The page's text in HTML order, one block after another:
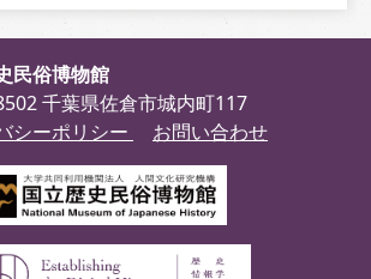
民俗博物館
千葉県佐倉市城内町117
シーポリシー
お問い合わせ